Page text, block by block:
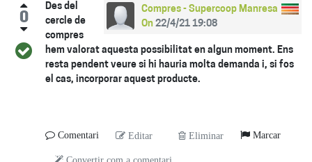
0
Compres - Supercoop Manresa
On 22/4/21 19:08
Des del
cercle de
compres
hem valorat aquesta possibilitat en algun moment. Ens
resta pendent veure si hi hauria molta demanda i, si fos
el cas, incorporar aquest producte.
Comentari Editar Eliminar Marcar
Convertir com a comentari